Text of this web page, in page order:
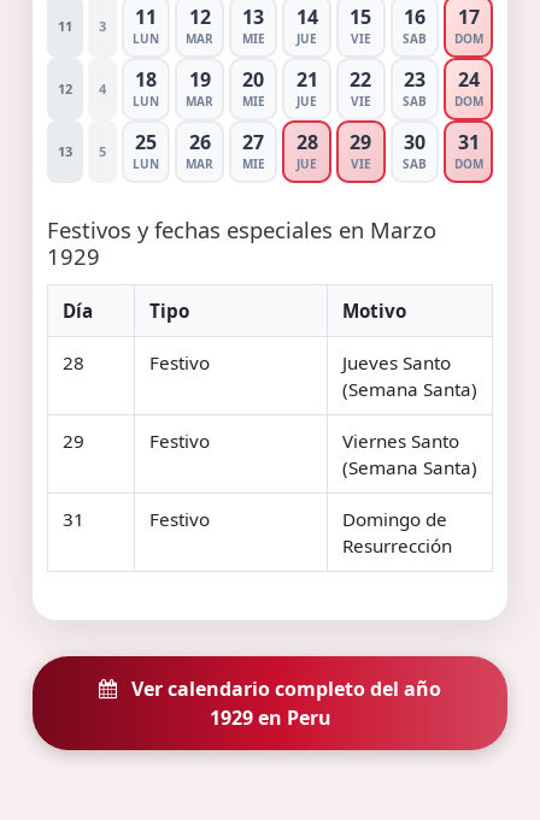
11 3 11
LUN
12
MAR
13
MIE
14
JUE
15
VIE
16
SAB
17
DOM
12 4 18
LUN
19
MAR
20
MIE
21
JUE
22
VIE
23
SAB
24
DOM
13 5 25
LUN
26
MAR
27
MIE
28
JUE
29
VIE
30
SAB
31
DOM
Festivos y fechas especiales en Marzo
1929
Día Tipo Motivo
28 Festivo
Jueves Santo
(Semana Santa)
29 Festivo
Viernes Santo
(Semana Santa)
31 Festivo
Domingo de
Resurrección
Ver calendario completo del año
1929 en Peru